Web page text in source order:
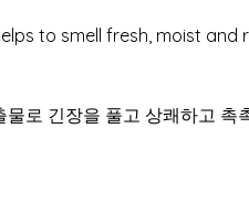
to smell fresh, moist and
물로 긴장을 풀고 상쾌하고 촉